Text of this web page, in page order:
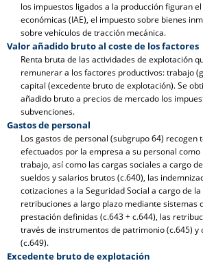
los impuestos ligados a la producción figuran
económicas (IAE), el impuesto sobre bienes
sobre vehículos de tracción mecánica.
Valor añadido bruto al coste de los factores
Renta bruta de las actividades de explotación
remunerar a los factores productivos: trabajo
capital (excedente bruto de explotación). Se
añadido bruto a precios de mercado los
subvenciones.
Gastos de personal
Los gastos de personal (subgrupo 64) recogen
efectuados por la empresa a su personal
trabajo, así como las cargas sociales a cargo
sueldos y salarios brutos (c.640), las
cotizaciones a la Seguridad Social a cargo de
retribuciones a largo plazo mediante sistemas
prestación definidas (c.643 + c.644), las
través de instrumentos de patrimonio (c.645) y
(c.649).
Excedente bruto de explotación